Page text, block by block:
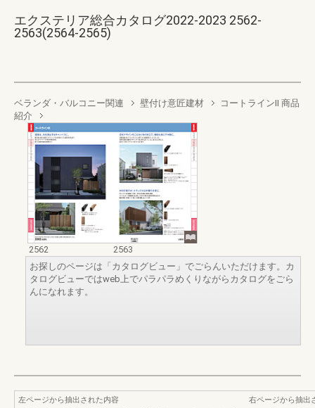
エクステリア総合カタログ2022-2023 2562-
2563(2564-2565)
ベランダ・バルコニー関連 壁付け意匠建材
コートラインII 商品
紹介
2562
2563
お探しのページは「カタログビュー」でごらんいただけます。カ
タログビューではweb上でパラパラめくりながらカタログをごら
んになれます。
左ページから抽出された内容
右ページから抽出